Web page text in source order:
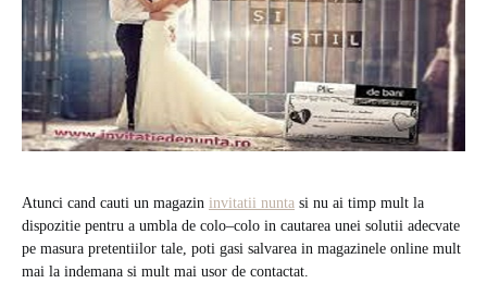
Atunci cand cauti un magazin invitatii nunta si nu ai timp mult la
dispozitie pentru a umbla de colo–colo in cautarea unei solutii adecvate
pe masura pretentiilor tale, poti gasi salvarea in magazinele online mult
mai la indemana si mult mai usor de contactat.